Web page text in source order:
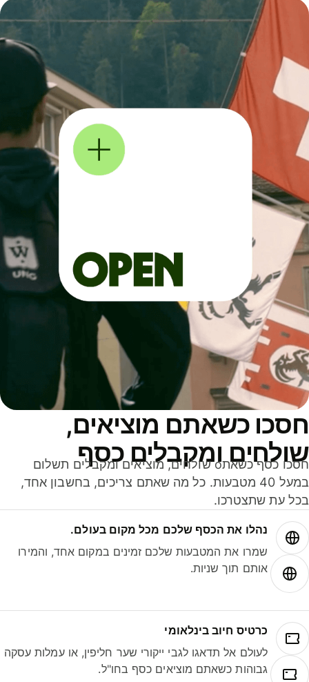
כשאתם מוציאים,
ומקבלים כסף
חסכו כסף כשאתo שולחים, מוציאים ומקבלים תשלום
במעל 40 מטבעות. כל מה שאתם צריכים, בחשבון אחד,
עת שתצטרכו.
נהלו את הכסף שלכם מכל מקום בעולם.
שמרו את המטבעות שלכם זמינים במקום אחד, והמירו
אותם תוך שניות.
כרטיס חיוב בינלאומי
לעולם אל תדאגו לגבי ייקורי שער חליפין, או עמלות עסקה
גבוהות כשאתם מוציאים כסף בחו"ל.